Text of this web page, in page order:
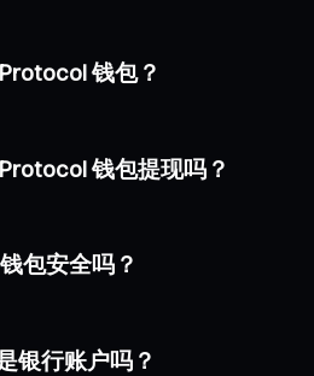
钱包？
钱包提现吗？
包安全吗？
银行账户吗？